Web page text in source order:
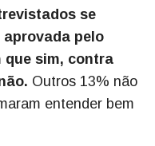
se
pelo
que sim, contra
Outros 13% não
entender bem